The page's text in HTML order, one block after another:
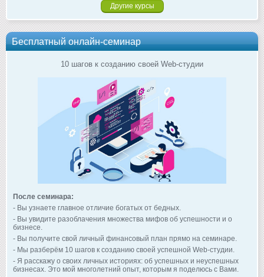
Другие курсы
Бесплатный онлайн-семинар
10 шагов к созданию своей Web-студии
После семинара:
- Вы узнаете главное отличие богатых от бедных.
- Вы увидите разоблачения множества мифов об успешности и о
бизнесе.
- Вы получите свой личный финансовый план прямо на семинаре.
- Мы разберём 10 шагов к созданию своей успешной Web-студии.
- Я расскажу о своих личных историях: об успешных и неуспешных
бизнесах. Это мой многолетний опыт, которым я поделюсь с Вами.